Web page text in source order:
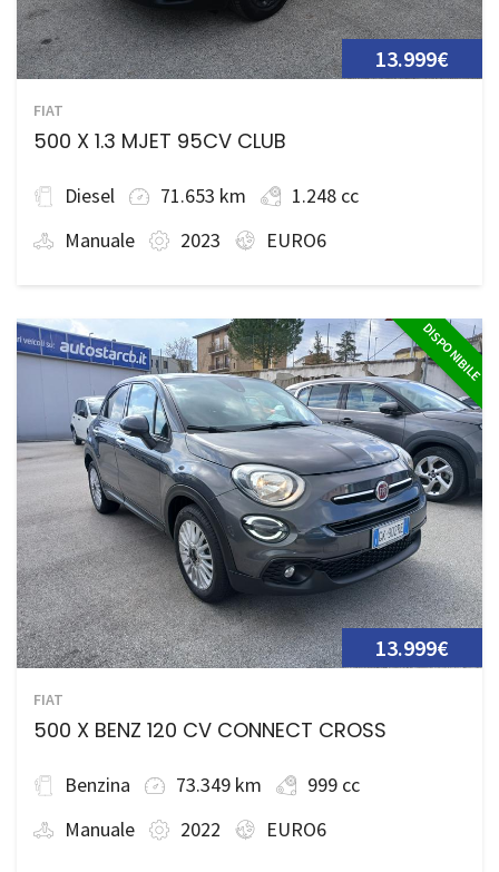
13.999€
FIAT
500 X 1.3 MJET 95CV CLUB
Diesel 71.653 km
1.248 cc
Manuale
2023 EURO6
DISPONIBILE
13.999€
FIAT
500 X BENZ 120 CV CONNECT CROSS
Benzina 73.349 km
999 cc
Manuale
2022 EURO6